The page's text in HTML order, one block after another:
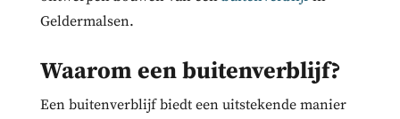
Geldermalsen.
Waarom een buitenverblijf?
Een buitenverblijf biedt een uitstekende manier